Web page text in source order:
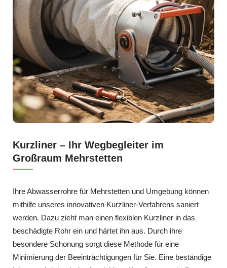
Kurzliner – Ihr Wegbegleiter im
Großraum Mehrstetten
Ihre Abwasserrohre für Mehrstetten und Umgebung können
mithilfe unseres innovativen Kurzliner-Verfahrens saniert
werden. Dazu zieht man einen flexiblen Kurzliner in das
beschädigte Rohr ein und härtet ihn aus. Durch ihre
besondere Schonung sorgt diese Methode für eine
Minimierung der Beeinträchtigungen für Sie. Eine beständige